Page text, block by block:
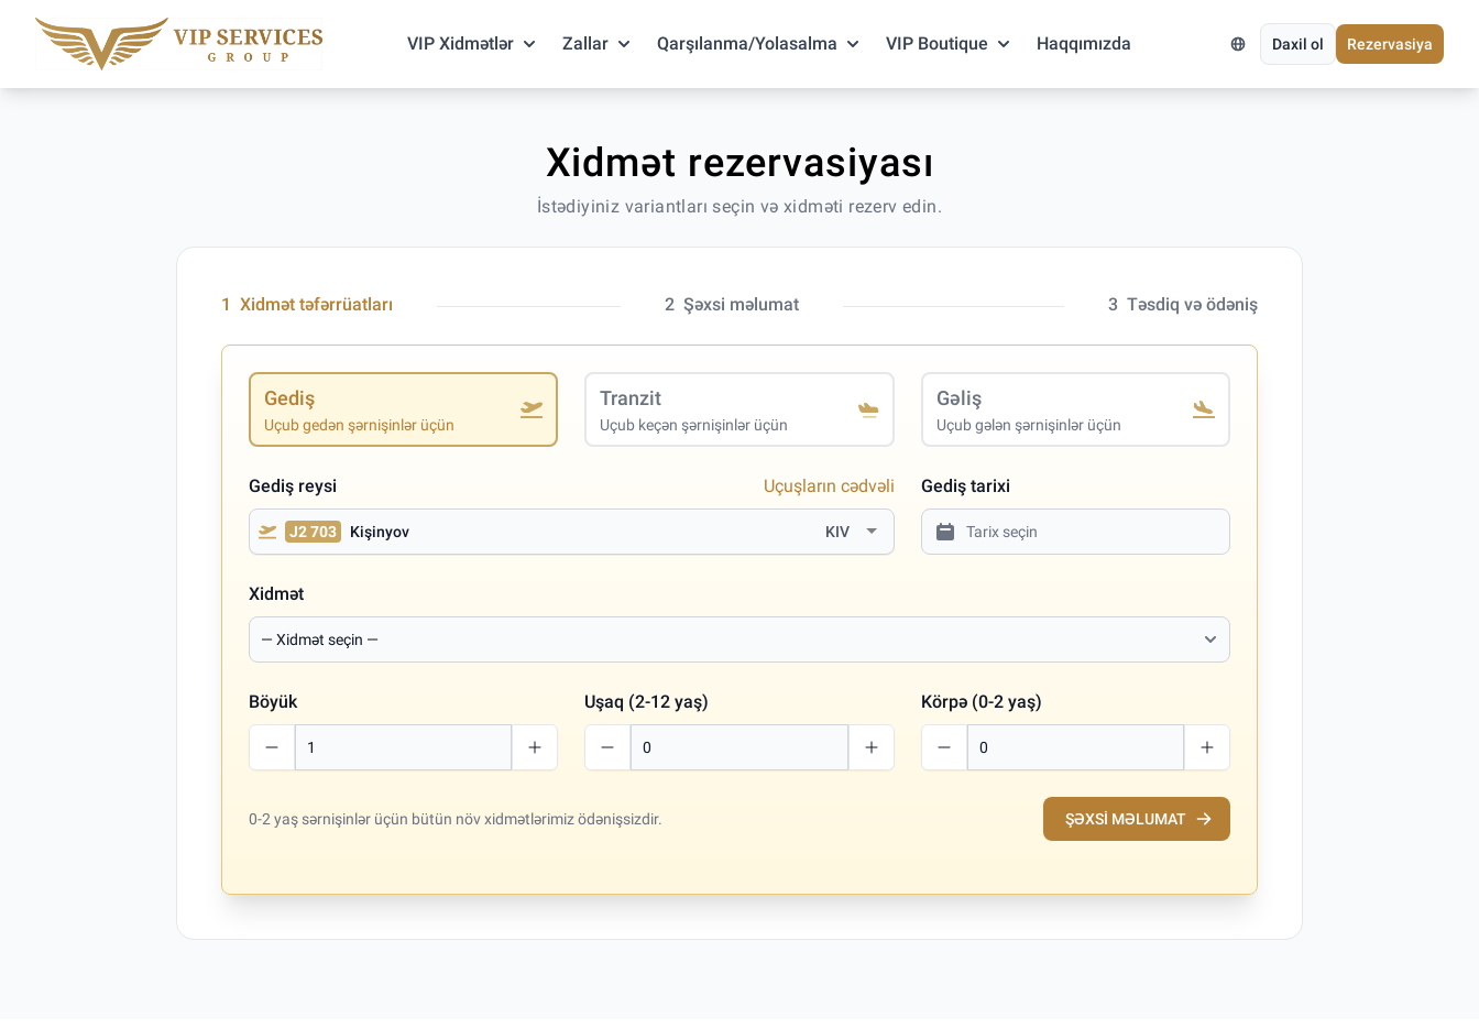
Daxil ol Rezervasiya
VIP Xidmətlər Zallar Qarşılanma/Yolasalma VIP Boutique Haqqımızda
Xidmət rezervasiyası
İstədiyiniz variantları seçin və xidməti rezerv edin.
1 Xidmət təfərrüatları 2 Şəxsi məlumat 3 Təsdiq və ödəniş
Gediş
Uçub gedən şərnişinlər üçün
Tranzit
Uçub keçən şərnişinlər üçün
Gəliş
Uçub gələn şərnişinlər üçün
Gediş reysi Uçuşların cədvəli
J2 703 Kişinyov KIV
Gediş tarixi
Xidmət
Böyük Uşaq (2-12 yaş) Körpə (0-2 yaş)
0-2 yaş sərnişinlər üçün bütün növ xidmətlərimiz ödənişsizdir. ŞƏXSI MƏLUMAT